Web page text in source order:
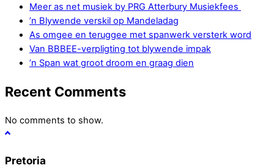
Meer as net musiek by PRG Atterbury Musiekfees
’n Blywende verskil op Mandeladag
As omgee en teruggee met spanwerk versterk word
Van BBBEE-verpligting tot blywende impak
’n Span wat groot droom en graag dien
Recent Comments
No comments to show.
Pretoria